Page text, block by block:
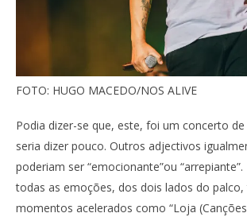
FOTO: HUGO MACEDO/NOS ALIVE
Podia dizer-se que, este, foi um concerto
seria dizer pouco. Outros adjectivos
poderiam ser “emocionante”ou
todas as emoções, dos dois lados do palco,
momentos acelerados como “Loja